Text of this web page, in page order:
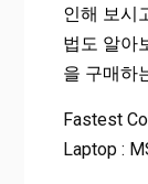
인해 보시
법도 알아
을 구매하
Fastest
Laptop :